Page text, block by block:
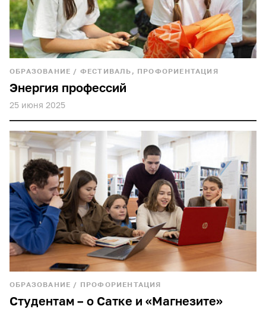
ОБРАЗОВАНИЕ / ФЕСТИВАЛЬ, ПРОФОРИЕНТАЦИЯ
Энергия профессий
25 июня 2025
ОБРАЗОВАНИЕ / ПРОФОРИЕНТАЦИЯ
Студентам – о Сатке и «Магнезите»